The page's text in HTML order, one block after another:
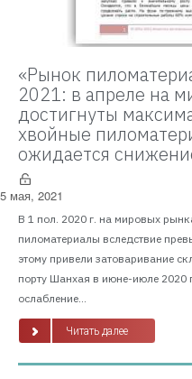
«Рынок
2021: в апреле на
достигнуты
хвойные
ожидается
5 мая, 2021
В 1 пол. 2020 г. на мировых
пиломатериалы вследствие
этому привели затоваривание
порту Шанхая в июне-июле 2020
ослабление...
Читать далее